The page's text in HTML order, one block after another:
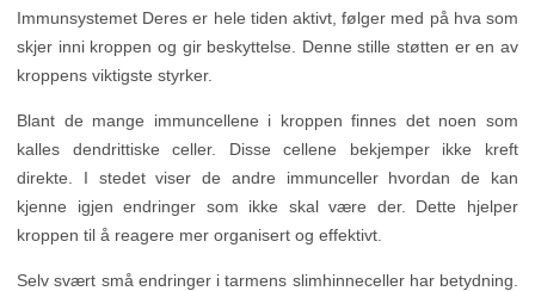
Immunsystemet Deres er hele tiden aktivt, følger med på hva som
skjer inni kroppen og gir beskyttelse. Denne stille støtten er en av
kroppens viktigste styrker.
Blant de mange immuncellene i kroppen finnes det noen som
kalles dendrittiske celler. Disse cellene bekjemper ikke kreft
direkte. I stedet viser de andre immunceller hvordan de kan
kjenne igjen endringer som ikke skal være der. Dette hjelper
kroppen til å reagere mer organisert og effektivt.
Selv svært små endringer i tarmens slimhinneceller har betydning.